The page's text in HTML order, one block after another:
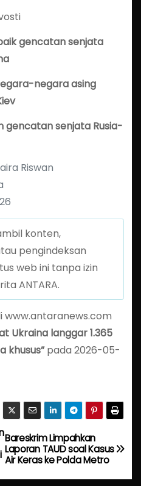
gencatan senjata
negara asing
gencatan senjata Rusia-
Riswan
konten,
pengindeksan
web ini tanpa izin
ANTARA.
www.antaranews.com
Ukraina langgar 1.365
khusus”pada 2026-05-
Bareskrim Limpahkan
Laporan TAUD soal Kasus
Air Keras ke Polda Metro